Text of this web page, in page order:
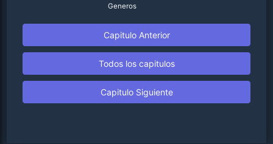
Generos
Capitulo Anterior
Todos los capitulos
Capitulo Siguiente